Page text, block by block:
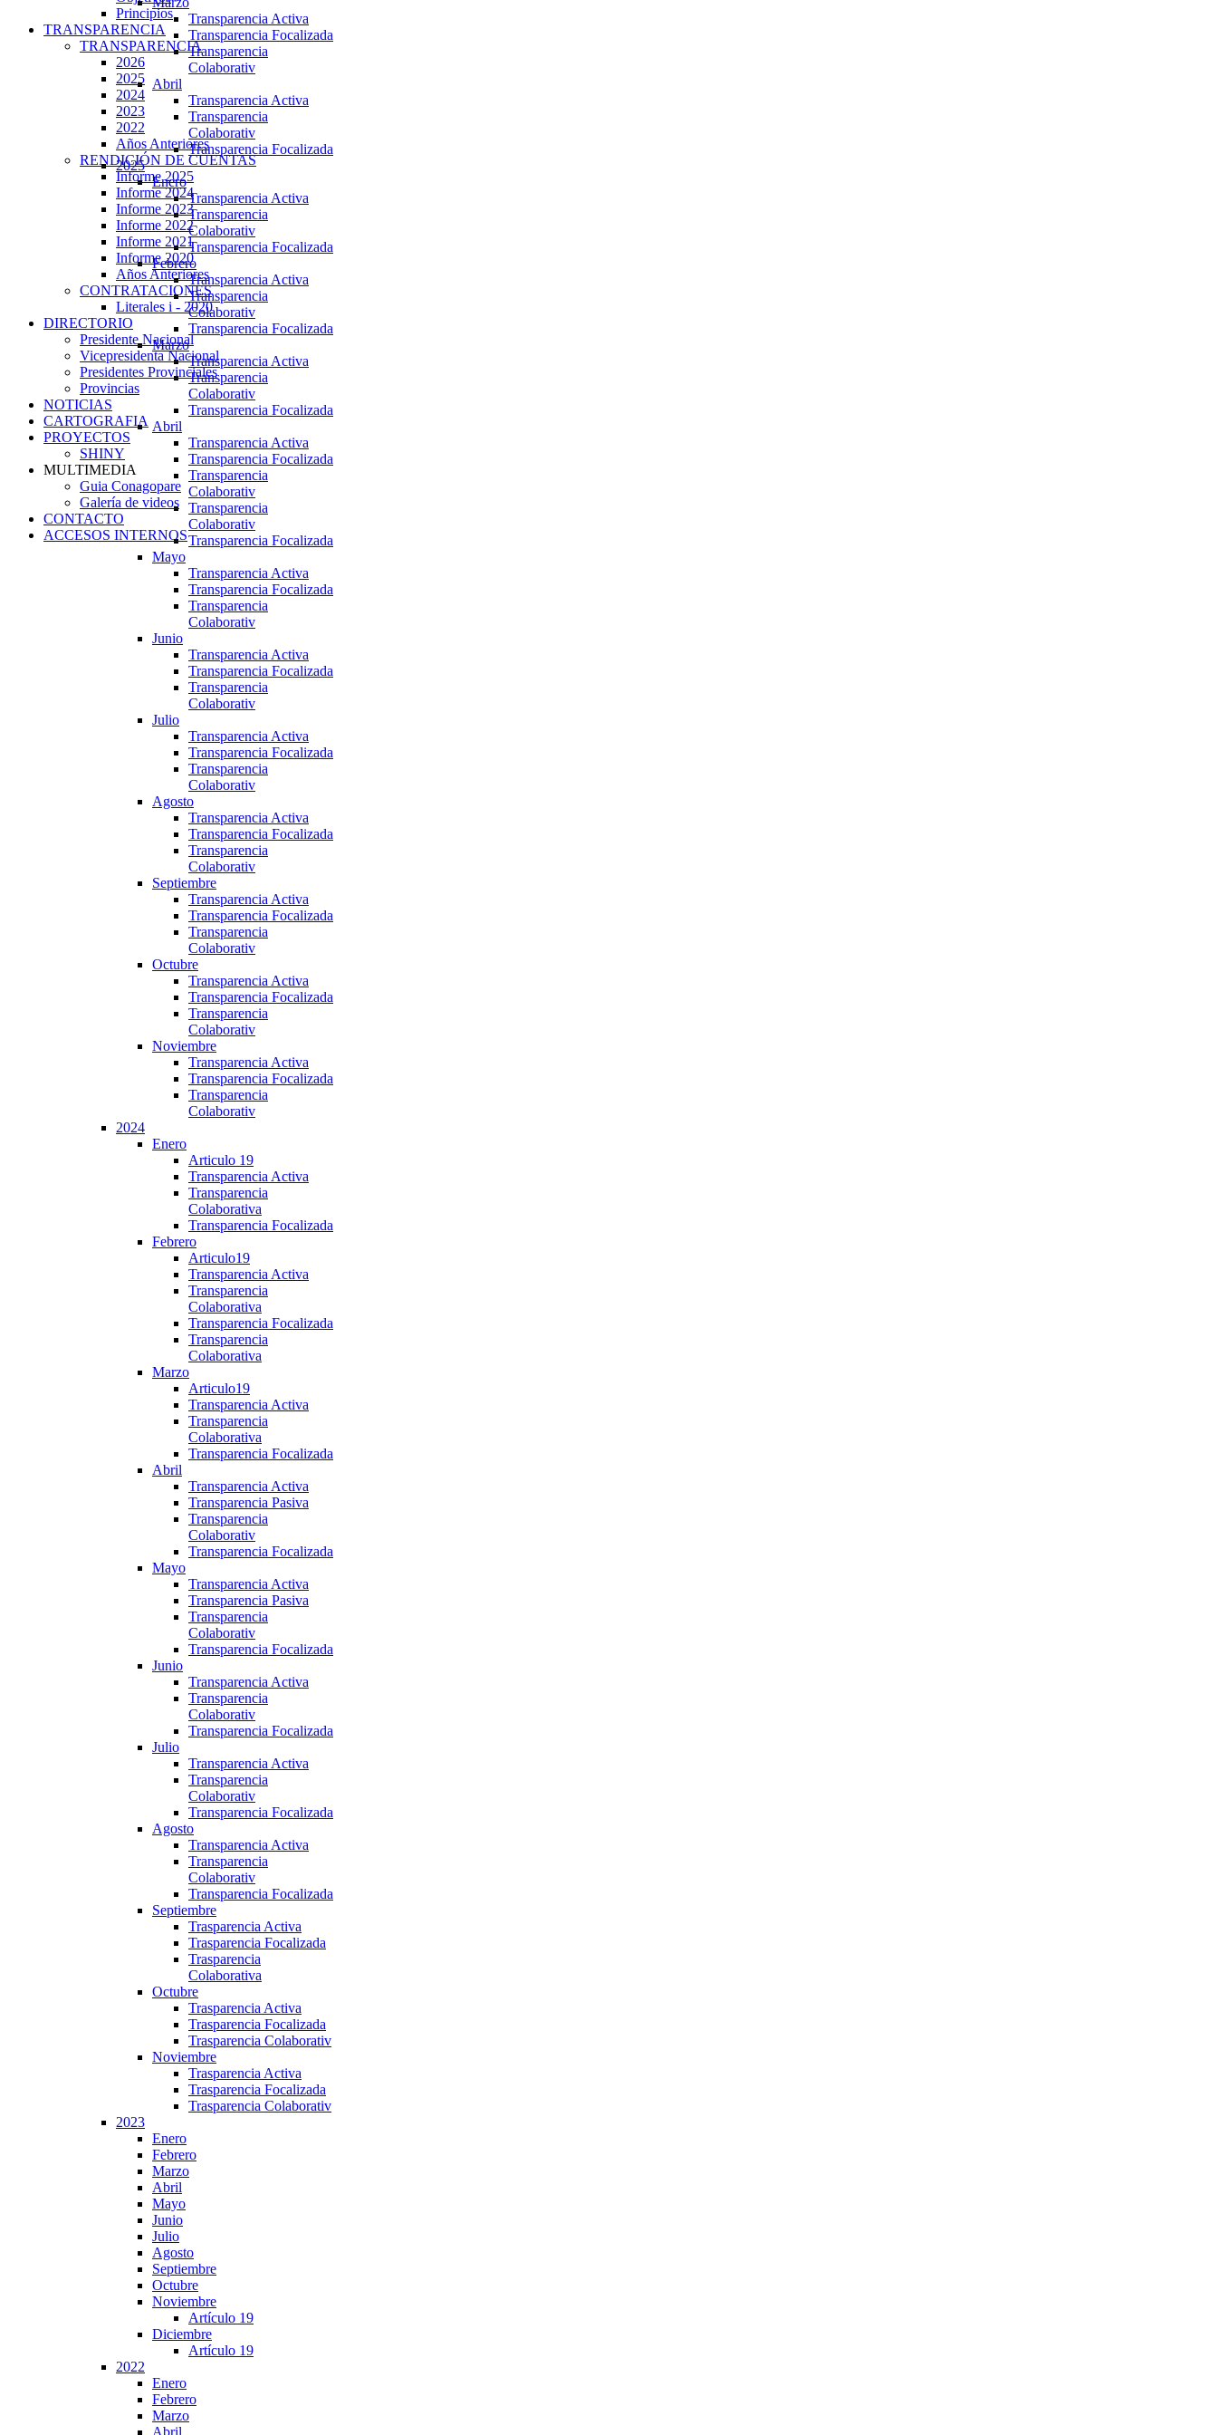
Transparencia Activa
Transparencia Focalizada
Transparencia
Colaborativ
Abril
Transparencia Activa
Transparencia
Colaborativ
Transparencia Focalizada
2025
Enero
Transparencia Activa
Transparencia
Colaborativ
Transparencia Focalizada
Febrero
Transparencia Activa
Transparencia
Colaborativ
Transparencia Focalizada
Marzo
Transparencia Activa
Transparencia
Colaborativ
Transparencia Focalizada
Abril
Transparencia Activa
Transparencia Focalizada
Transparencia
Colaborativ
Transparencia
Colaborativ
Transparencia Focalizada
Mayo
Transparencia Activa
Transparencia Focalizada
Transparencia
Colaborativ
Junio
Transparencia Activa
Transparencia Focalizada
Transparencia
Colaborativ
Julio
Transparencia Activa
Transparencia Focalizada
Transparencia
Colaborativ
Agosto
Transparencia Activa
Transparencia Focalizada
Transparencia
Colaborativ
Septiembre
Transparencia Activa
Transparencia Focalizada
Transparencia
Colaborativ
Octubre
Transparencia Activa
Transparencia Focalizada
Transparencia
Colaborativ
Noviembre
Transparencia Activa
Transparencia Focalizada
Transparencia
Colaborativ
2024
Enero
Articulo 19
Transparencia Activa
Transparencia
Colaborativa
Transparencia Focalizada
Febrero
Articulo19
Transparencia Activa
Transparencia
Colaborativa
Transparencia Focalizada
Transparencia
Colaborativa
Marzo
Articulo19
Transparencia Activa
Transparencia
Colaborativa
Transparencia Focalizada
Abril
Transparencia Activa
Transparencia Pasiva
Transparencia
Colaborativ
Transparencia Focalizada
Mayo
Transparencia Activa
Transparencia Pasiva
Transparencia
Colaborativ
Transparencia Focalizada
Junio
Transparencia Activa
Transparencia
Colaborativ
Transparencia Focalizada
Julio
Transparencia Activa
Transparencia
Colaborativ
Transparencia Focalizada
Agosto
Transparencia Activa
Transparencia
Colaborativ
Transparencia Focalizada
Septiembre
Trasparencia Activa
Trasparencia Focalizada
Trasparencia
Colaborativa
Octubre
Trasparencia Activa
Trasparencia Focalizada
Trasparencia Colaborativ
Noviembre
Trasparencia Activa
Trasparencia Focalizada
Trasparencia Colaborativ
2023
Enero
Febrero
Marzo
Abril
Mayo
Junio
Julio
Agosto
Septiembre
Octubre
Noviembre
Artículo 19
Diciembre
Artículo 19
2022
Enero
Febrero
Marzo
Abril
Principios
TRANSPARENCIA
TRANSPARENCIA
2026
2025
2024
2023
2022
Años Anteriores
RENDICIÓN DE CUENTAS
Informe 2025
Informe 2024
Informe 2023
Informe 2022
Informe 2021
Informe 2020
Años Anteriores
CONTRATACIONES
Literales i - 2020
DIRECTORIO
Presidente Nacional
Vicepresidenta Nacional
Presidentes Provinciales
Provincias
NOTICIAS
CARTOGRAFIA
PROYECTOS
SHINY
MULTIMEDIA
Guia Conagopare
Galería de videos
CONTACTO
ACCESOS INTERNOS